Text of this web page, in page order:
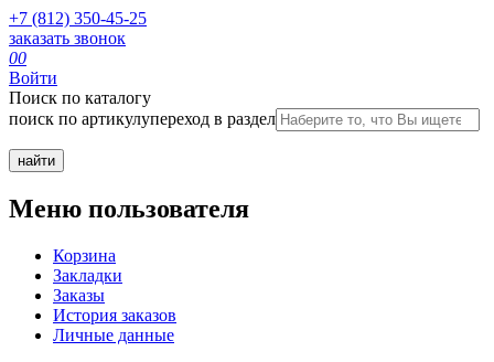
+7 (812) 350-45-25
заказать звонок
00
Войти
Поиск по каталогу
поиск по артикулупереход в раздел
Меню пользователя
Корзина
Закладки
Заказы
История заказов
Личные данные